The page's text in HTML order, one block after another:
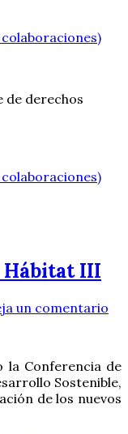
de derechos
Hábitat III
un comentario
la Conferencia de
Sostenible,
de los nuevos